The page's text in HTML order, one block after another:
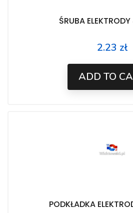
ŚRUBA
Price
2.23 zł
ADD TO
PODKŁADKA